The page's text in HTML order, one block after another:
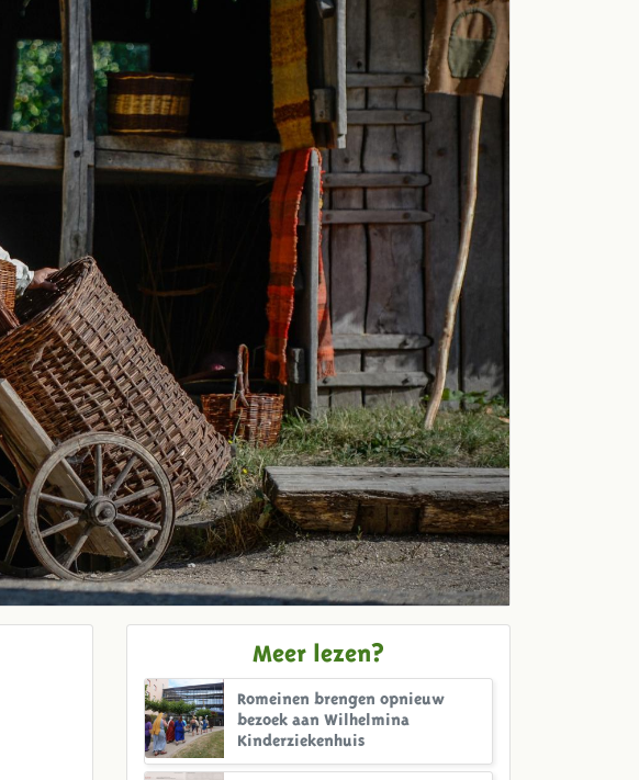
Meer lezen?
Romeinen brengen opnieuw
bezoek aan Wilhelmina
Kinderziekenhuis